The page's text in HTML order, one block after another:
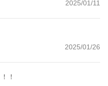
2025/01/11
2025/01/26
！